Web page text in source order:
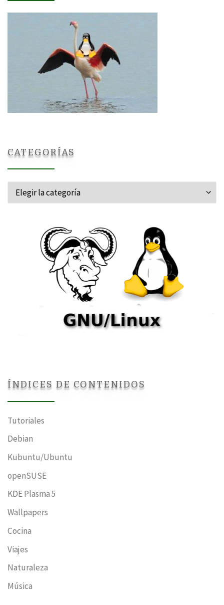
CATEGORÍAS
Categorías
ÍNDICES DE CONTENIDOS
Tutoriales
Debian
Kubuntu/Ubuntu
openSUSE
KDE Plasma 5
Wallpapers
Cocina
Viajes
Naturaleza
Música